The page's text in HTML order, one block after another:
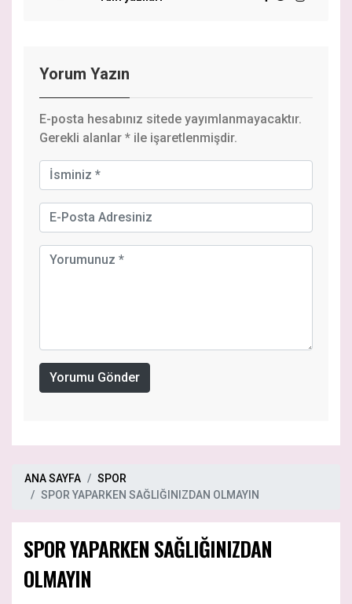
Yorum Yazın
E-posta hesabınız sitede yayımlanmayacaktır.
Gerekli alanlar * ile işaretlenmişdir.
Yorumu Gönder
ANA SAYFA
SPOR
SPOR YAPARKEN SAĞLIĞINIZDAN OLMAYIN
SPOR YAPARKEN SAĞLIĞINIZDAN
OLMAYIN